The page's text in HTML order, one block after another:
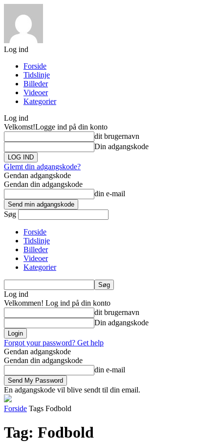
Log ind
Forside
Tidslinje
Billeder
Videoer
Kategorier
Log ind
Velkomst!Logge ind på din konto
dit brugernavn
Din adgangskode
Glemt din adgangskode?
Gendan adgangskode
Gendan din adgangskode
din e-mail
Søg
Forside
Tidslinje
Billeder
Videoer
Kategorier
Log ind
Velkommen! Log ind på din konto
dit brugernavn
Din adgangskode
Forgot your password? Get help
Gendan adgangskode
Gendan din adgangskode
din e-mail
En adgangskode vil blive sendt til din email.
Forside Tags Fodbold
Tag: Fodbold